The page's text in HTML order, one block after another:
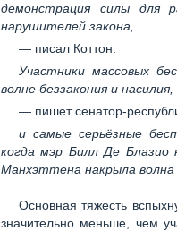
демонстрация силы для
нарушителей закона,
— писал Коттон.
Участники массовых
волне беззакония и
— пишет сенатор-
и самые серьёзные
когда мэр Билл Де Блазио
Манхэттена накрыла волна
Основная тяжесть
значительно меньше, чем